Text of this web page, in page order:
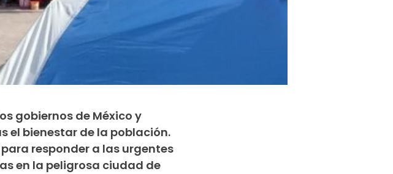
gobiernos de México y
el bienestar de la población.
responder a las urgentes
en la peligrosa ciudad de